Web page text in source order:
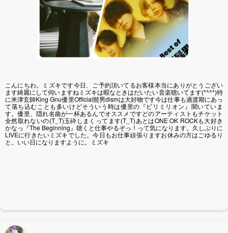
こんにちわ。ミズキです今日、ご予約頂いてるお客様本当にありがとうござい
ます綺麗にして伺いますねミズキは暇なときはだいたい音楽聴いてます(*^^*)特
に米津玄師King Gnu優里Official髭男dismは大好物です今は仕事も過渡期にあっ
て落ち込むことも多いけどそういう時は優里の『ビリミリオン』聞いていま
す。優里、隠れ名曲が一杯あるんでオススメですどのアーティストもチケット
全然取れないの(T_T)玉砕しまくってます(T_T)あとはONE OK ROCKも大好き
かなっ『The Beginning』聴くと仕事やるぞっ！って気になります。久しぶりに
LIVEに行きたいミズキでした。今日もお仕事頑張りますお休みの方はごゆるり
と。いい日になりますように。ミズキ